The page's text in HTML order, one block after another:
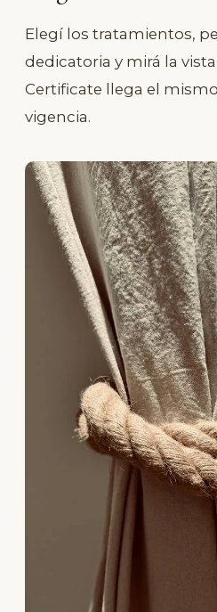
Elegí los tratamientos,
dedicatoria y mirá la
Certificate llega el
vigencia.